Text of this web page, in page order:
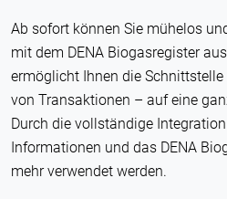
Ab sofort können Sie mühelos
mit dem DENA Biogasregister
ermöglicht Ihnen die
von Transaktionen – auf eine
Durch die vollständige
Informationen und das DENA
mehr verwendet werden.